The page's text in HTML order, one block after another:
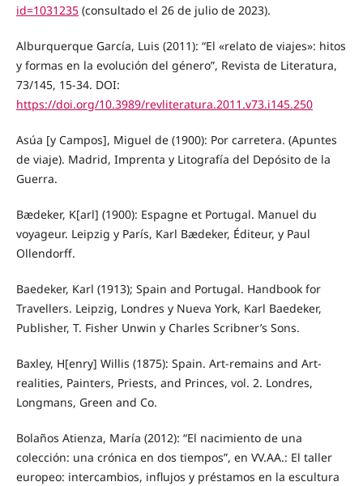
id=1031235(consultado el 26 de julio de 2023).
Alburquerque García, Luis (2011): “El «relato de viajes»: hitos
y formas en la evolución del género”, Revista de Literatura,
73/145, 15-34. DOI:
https://doi.org/10.3989/revliteratura.2011.v73.i145.250
Asúa [y Campos], Miguel de (1900): Por carretera. (Apuntes
de viaje). Madrid, Imprenta y Litografía del Depósito de la
Guerra.
Bædeker, K[arl] (1900): Espagne et Portugal. Manuel du
voyageur. Leipzig y París, Karl Bædeker, Éditeur, y Paul
Ollendorff.
Baedeker, Karl (1913); Spain and Portugal. Handbook for
Travellers. Leipzig, Londres y Nueva York, Karl Baedeker,
Publisher, T. Fisher Unwin y Charles Scribner’s Sons.
Baxley, H[enry] Willis (1875): Spain. Art-remains and Art-
realities, Painters, Priests, and Princes, vol. 2. Londres,
Longmans, Green and Co.
Bolaños Atienza, María (2012): “El nacimiento de una
colección: una crónica en dos tiempos”, en VV.AA.: El taller
europeo: intercambios, influjos y préstamos en la escultura